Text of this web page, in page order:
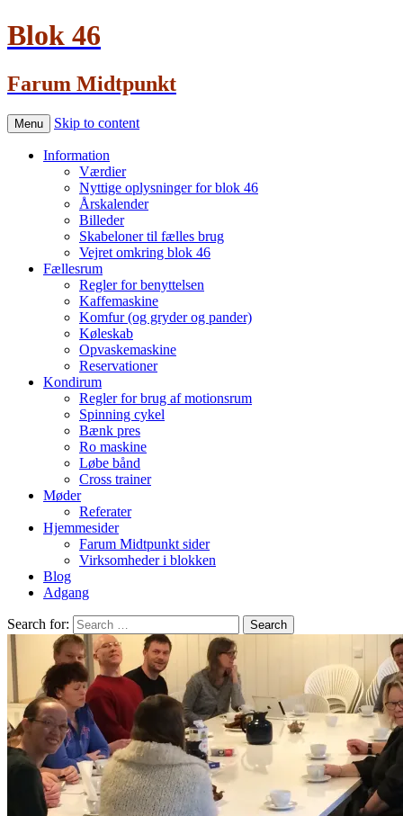
Blok 46
Farum Midtpunkt
Menu Skip to content
Information
Værdier
Nyttige oplysninger for blok 46
Årskalender
Billeder
Skabeloner til fælles brug
Vejret omkring blok 46
Fællesrum
Regler for benyttelsen
Kaffemaskine
Komfur (og gryder og pander)
Køleskab
Opvaskemaskine
Reservationer
Kondirum
Regler for brug af motionsrum
Spinning cykel
Bænk pres
Ro maskine
Løbe bånd
Cross trainer
Møder
Referater
Hjemmesider
Farum Midtpunkt sider
Virksomheder i blokken
Blog
Adgang
Search for: